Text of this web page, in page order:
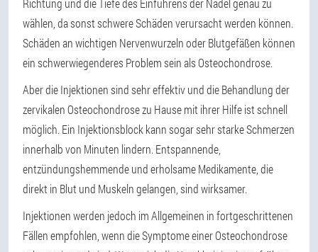
Richtung und die Tiefe des Einführens der Nadel genau zu
wählen, da sonst schwere Schäden verursacht werden können.
Schäden an wichtigen Nervenwurzeln oder Blutgefäßen können
ein schwerwiegenderes Problem sein als Osteochondrose.
Aber die Injektionen sind sehr effektiv und die Behandlung der
zervikalen Osteochondrose zu Hause mit ihrer Hilfe ist schnell
möglich. Ein Injektionsblock kann sogar sehr starke Schmerzen
innerhalb von Minuten lindern. Entspannende,
entzündungshemmende und erholsame Medikamente, die
direkt in Blut und Muskeln gelangen, sind wirksamer.
Injektionen werden jedoch im Allgemeinen in fortgeschrittenen
Fällen empfohlen, wenn die Symptome einer Osteochondrose